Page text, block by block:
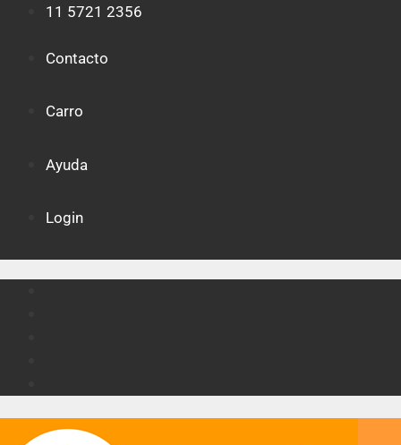
contenido
11 5721 2356
Contacto
Carro
Ayuda
Login